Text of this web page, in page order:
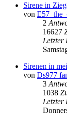
Sirene in
von
2
16627
Letzter
Sirenen in
von Ds977
3
1038
Letzter